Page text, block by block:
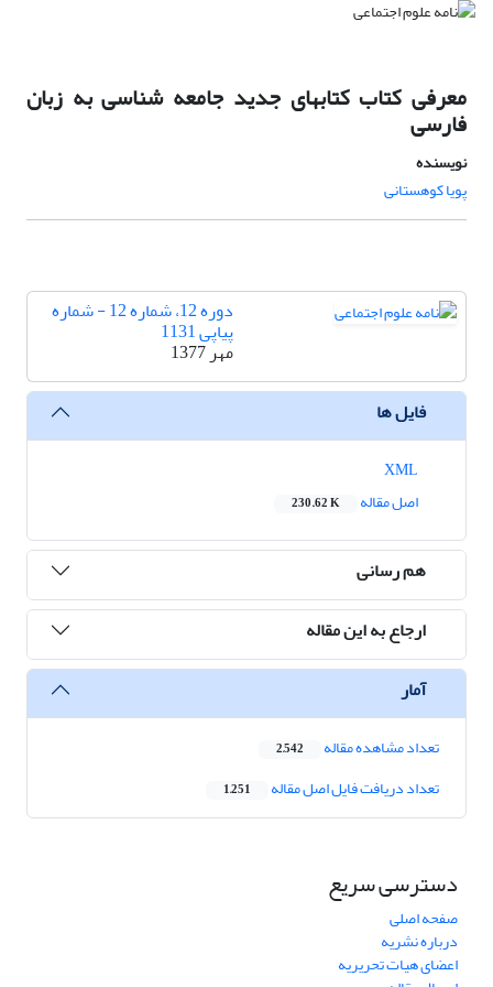
معرفی کتاب کتابهای جدید جامعه شناسی به زبان
فارسی
نویسنده
پویا کوهستانی
دوره 12، شماره 12 - شماره
پیاپی 1131
مهر 1377
فایل ها
اصل مقاله
230.62 K
هم رسانی
ارجاع به این مقاله
آمار
تعداد مشاهده مقاله 2,542
تعداد دریافت فایل اصل مقاله 1,251
دسترسی سریع
صفحه اصلی
درباره نشریه
اعضای هیات تحریریه